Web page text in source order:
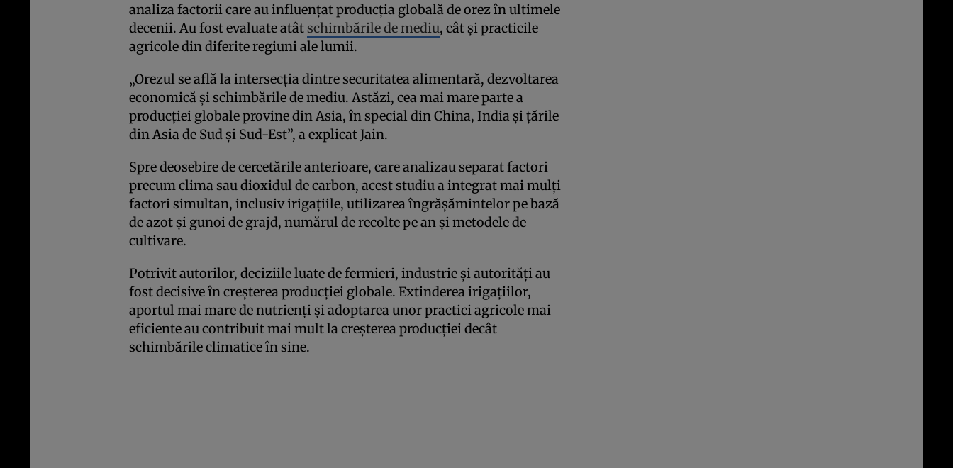
analiza factorii care au influențat producția globală de orez în ultimele
decenii. Au fost evaluate atât schimbările de mediu, cât și practicile
agricole din diferite regiuni ale lumii.
„Orezul se află la intersecția dintre securitatea alimentară, dezvoltarea
economică și schimbările de mediu. Astăzi, cea mai mare parte a
producției globale provine din Asia, în special din China, India și țările
din Asia de Sud și Sud-Est”, a explicat Jain.
Spre deosebire de cercetările anterioare, care analizau separat factori
precum clima sau dioxidul de carbon, acest studiu a integrat mai mulți
factori simultan, inclusiv irigațiile, utilizarea îngrășămintelor pe bază
de azot și gunoi de grajd, numărul de recolte pe an și metodele de
cultivare.
Potrivit autorilor, deciziile luate de fermieri, industrie și autorități au
fost decisive în creșterea producției globale. Extinderea irigațiilor,
aportul mai mare de nutrienți și adoptarea unor practici agricole mai
eficiente au contribuit mai mult la creșterea producției decât
schimbările climatice în sine.